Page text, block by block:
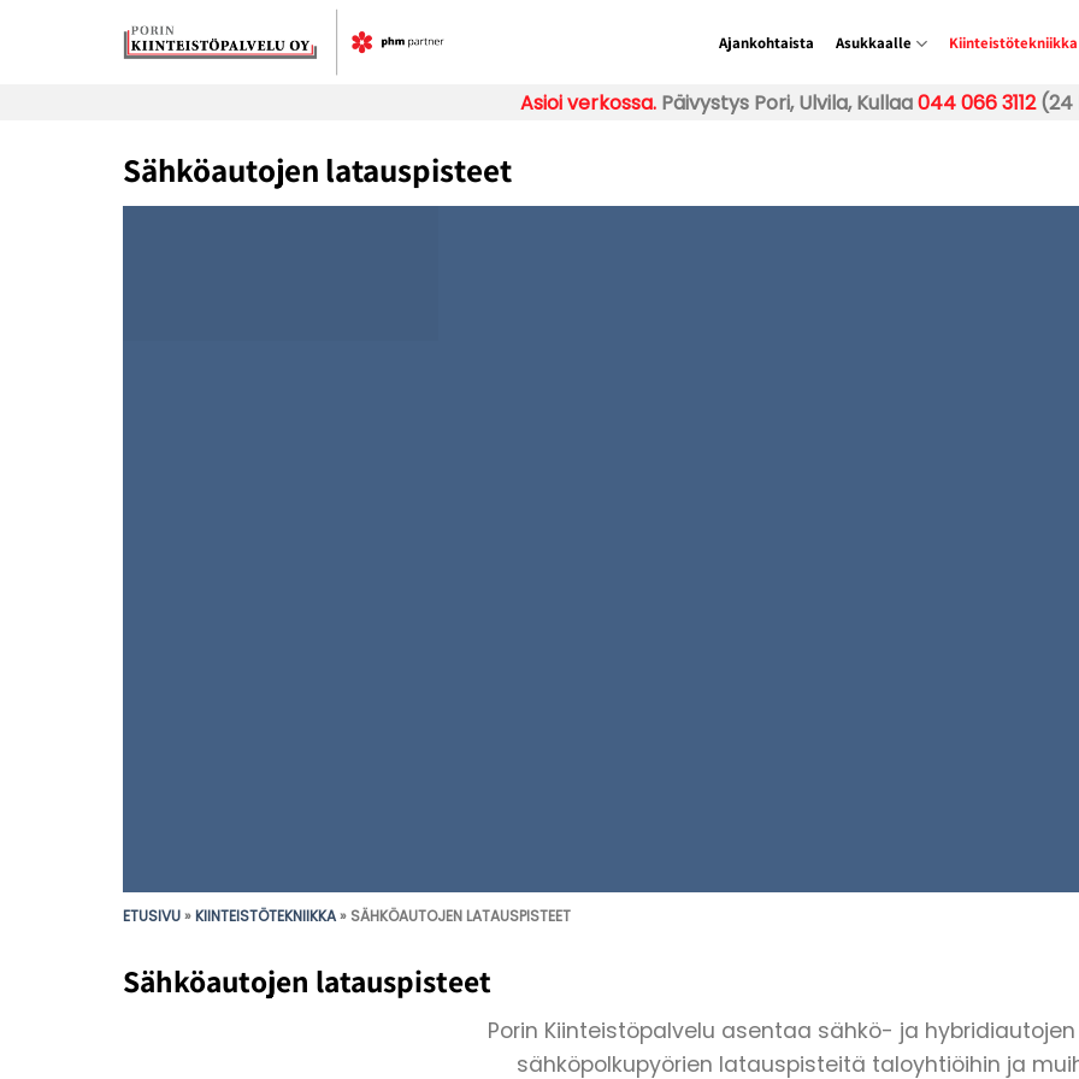
Ajankohtaista Asukkaalle Kiinteistötekniikka
Asioi verkossa.Päivystys Pori, Ulvila, Kullaa044 066 3112(24
Sähköautojen latauspisteet
ETUSIVU»KIINTEISTÖTEKNIIKKA» SÄHKÖAUTOJEN LATAUSPISTEET
Sähköautojen latauspisteet
Porin Kiinteistöpalvelu asentaa sähkö- ja
sähköpolkupyörien latauspisteitä taloyhtiöihin ja